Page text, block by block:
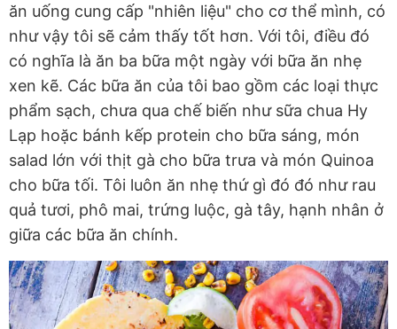
ăn uống cung cấp "nhiên liệu" cho cơ thể mình, có
như vậy tôi sẽ cảm thấy tốt hơn. Với tôi, điều đó
có nghĩa là ăn ba bữa một ngày với bữa ăn nhẹ
xen kẽ. Các bữa ăn của tôi bao gồm các loại thực
phẩm sạch, chưa qua chế biến như sữa chua Hy
Lạp hoặc bánh kếp protein cho bữa sáng, món
salad lớn với thịt gà cho bữa trưa và món Quinoa
cho bữa tối. Tôi luôn ăn nhẹ thứ gì đó đó như rau
quả tươi, phô mai, trứng luộc, gà tây, hạnh nhân ở
giữa các bữa ăn chính.